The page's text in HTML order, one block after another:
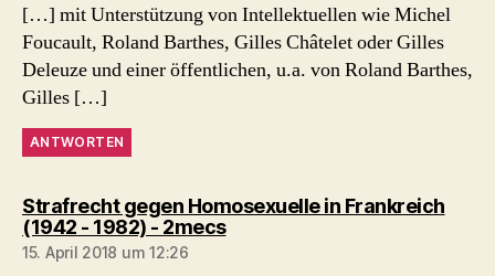
[…] mit Unterstützung von Intellektuellen wie Michel
Foucault, Roland Barthes, Gilles Châtelet oder Gilles
Deleuze und einer öffentlichen, u.a. von Roland Barthes,
Gilles […]
ANTWORTEN
Strafrecht gegen Homosexuelle in Frankreich
(1942 - 1982) - 2mecssagt:
15. April 2018 um 12:26